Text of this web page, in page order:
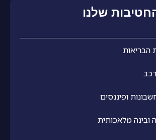
שלנו
הבריאות
ופיננסים
ובינה מלאכותית